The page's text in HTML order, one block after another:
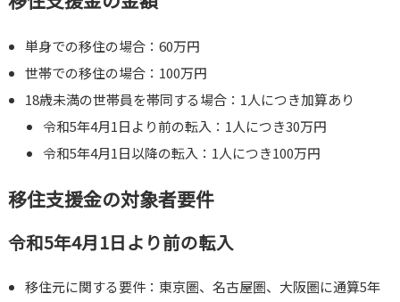
単身での移住の場合：60万円
世帯での移住の場合：100万円
18歳未満の世帯員を帯同する場合：1人につき加算あり
令和5年4月1日より前の転入：1人につき30万円
令和5年4月1日以降の転入：1人につき100万円
移住支援金の対象者要件
令和5年4月1日より前の転入
移住元に関する要件：東京圏、名古屋圏、大阪圏に通算5年